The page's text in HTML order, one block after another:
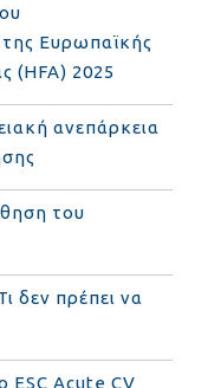
Ευρωπαϊκής
(HFA) 2025
ανεπάρκεια
του
δεν πρέπει να
ESC Acute CV